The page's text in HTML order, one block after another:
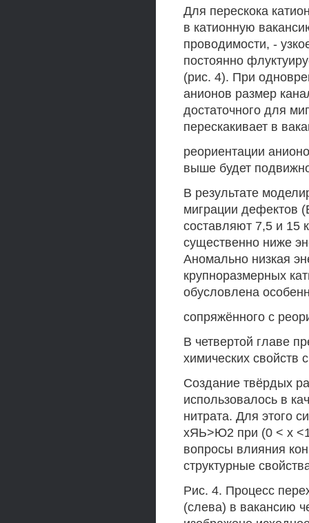
Для перескока
в катионную
проводимости, -
постоянно
(рис. 4). При
анионов размер
достаточного для
перескакивает в
реориентации
выше будет
В результате
миграции дефектов
составляют 7,5 и 15
существенно ниже
Аномально низкая
крупноразмерных
обусловлена
сопряжённого с
В четвертой главе
химических
Создание твёрдых
использовалось в
нитрата. Для этого
хЯЬ>Ю2 при (0 < х
вопросы влияния
структурные
Рис. 4. Процесс
(слева) в вакансию